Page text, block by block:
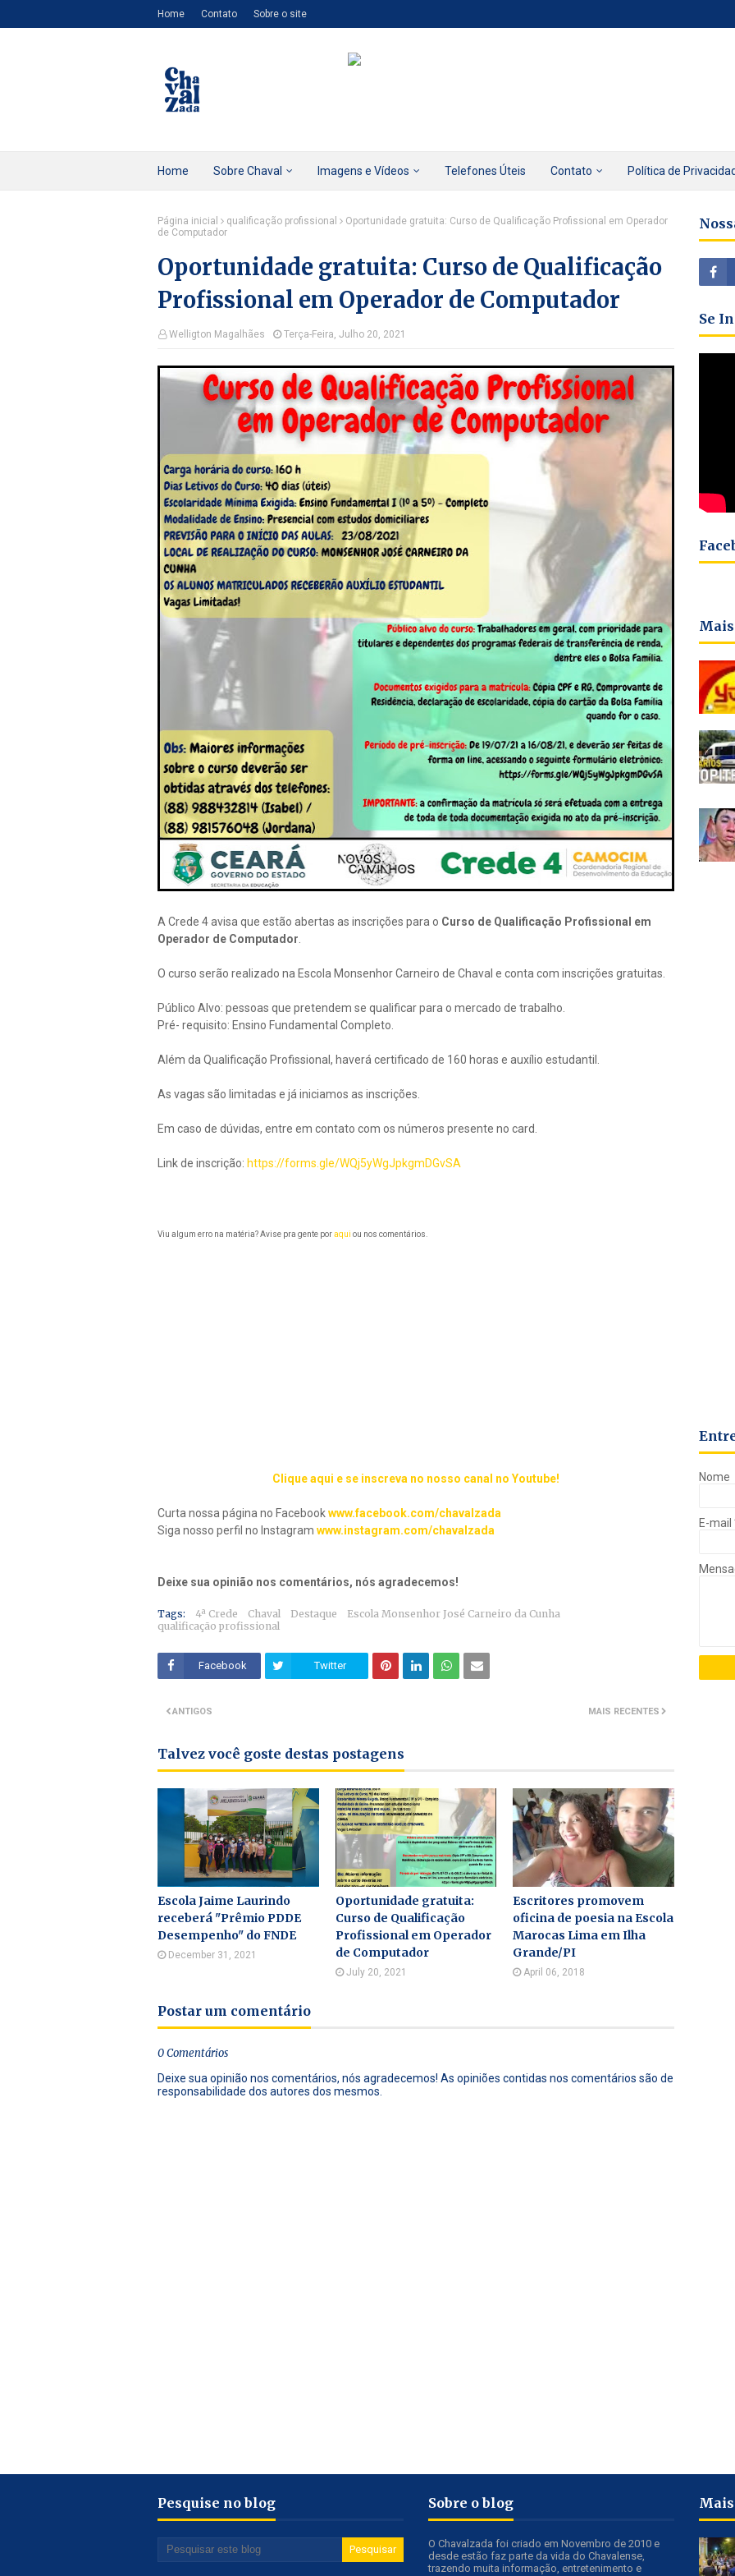
Home Contato Sobre o site
Home Sobre Chaval Imagens e Vídeos Telefones Úteis Contato Política de
Página inicial qualificação profissional
Oportunidade gratuita: Curso de Qualificação Profissional em Operador
de Computador
Oportunidade gratuita: Curso de Qualificação
Profissional em Operador de Computador
Welligton Magalhães Terça-Feira, Julho 20, 2021
A Crede 4 avisa que estão abertas as inscrições para o Curso de Qualificação Profissional em
Operador de Computador
O curso serão realizado na Escola Monsenhor Carneiro de Chaval e conta com inscrições gratuitas.
Público Alvo: pessoas que pretendem se qualificar para o mercado de trabalho.
Pré- requisito: Ensino Fundamental Completo.
Além da Qualificação Profissional, haverá certificado de 160 horas e auxílio estudantil.
As vagas são limitadas e já iniciamos as inscrições.
Em caso de dúvidas, entre em contato com os números presente no card.
Link de inscrição: https://forms.gle/WQj5yWgJpkgmDGvSA
Viu algum erro na matéria? Avise pra gente poraqui ou nos comentários.
Clique aqui e se inscreva no nosso canal no Youtube!
Curta nossa página no Facebookwww.facebook.com/chavalzada
Siga nosso perfil no Instagram www.instagram.com/chavalzada
Deixe sua opinião nos comentários, nós agradecemos!
Tags: 4ª Crede Chaval Destaque
Escola Monsenhor José Carneiro da Cunha
qualificação profissional
Facebook Twitter
MAIS RECENTES
ANTIGOS
Talvez você goste destas postagens
Escola Jaime Laurindo
receberá "Prêmio PDDE
Desempenho" do FNDE
December 31, 2021
Oportunidade gratuita:
Curso de Qualificação
Profissional em Operador
de Computador
July 20, 2021
Escritores promovem
oficina de poesia na Escola
Marocas Lima em Ilha
Grande/PI
April 06, 2018
Postar um comentário
0 Comentários
Deixe sua opinião nos comentários, nós agradecemos! As opiniões contidas nos comentários são de
responsabilidade dos autores dos mesmos.
Se
Nome
E-mail
Pesquise no blog Sobre o blog
O Chavalzada foi criado em Novembro de 2010 e
desde estão faz parte da vida do Chavalense,
trazendo muita informação, entretenimento e